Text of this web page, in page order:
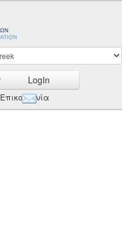
LogIn
Επικοινωνία